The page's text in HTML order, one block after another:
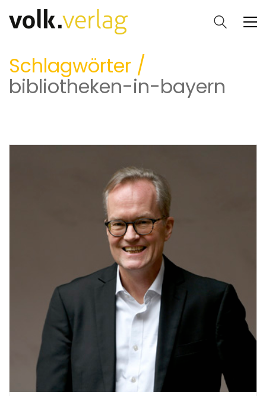
Schlagwörter /
bibliotheken-in-bayern